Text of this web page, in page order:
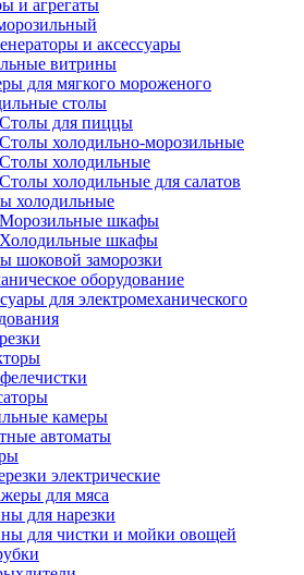
и агрегаты
и аксессуары
витрины
для мягкого мороженого
столы
Столы для пиццы
Столы холодильно-морозильные
Столы холодильные
Столы холодильные для салатов
холодильные
Mорозильные шкафы
Холодильные шкафы
шоковой заморозки
оборудование
для электромеханического
камеры
автоматы
электрические
для мяса
для нарезки
для чистки и мойки овощей